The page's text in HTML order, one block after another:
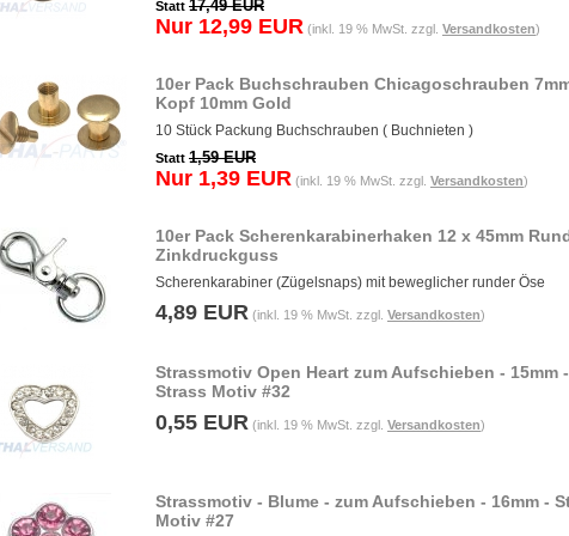
Statt 17,49 EUR
Nur 12,99 EUR (inkl. 19 % MwSt. zzgl. Versandkosten)
10er Pack Buchschrauben Chicagoschrauben
Kopf 10mm Gold
10 Stück Packung Buchschrauben ( Buchnieten )
Statt 1,59 EUR
Nur 1,39 EUR (inkl. 19 % MwSt. zzgl. Versandkosten)
10er Pack Scherenkarabinerhaken 12 x 45mm
Zinkdruckguss
Scherenkarabiner (Zügelsnaps) mit beweglicher runder Öse
4,89 EUR (inkl. 19 % MwSt. zzgl. Versandkosten)
Strassmotiv Open Heart zum Aufschieben - 15mm -
Strass Motiv #32
0,55 EUR (inkl. 19 % MwSt. zzgl. Versandkosten)
Strassmotiv - Blume - zum Aufschieben - 16mm -
Motiv #27